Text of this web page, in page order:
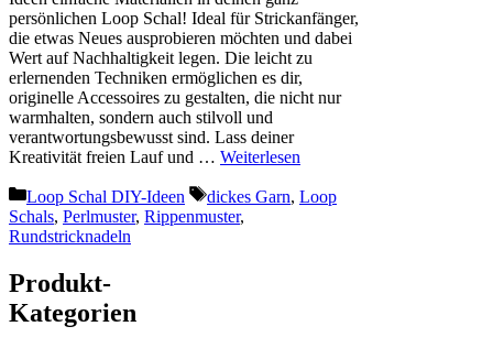
persönlichen Loop Schal! Ideal für Strickanfänger,
die etwas Neues ausprobieren möchten und dabei
Wert auf Nachhaltigkeit legen. Die leicht zu
erlernenden Techniken ermöglichen es dir,
originelle Accessoires zu gestalten, die nicht nur
warmhalten, sondern auch stilvoll und
verantwortungsbewusst sind. Lass deiner
Kreativität freien Lauf und … Weiterlesen
Kategorien
Loop Schal DIY-Ideen Schlagwörter
dickes Garn, Loop
Schals, Perlmuster, Rippenmuster,
Rundstricknadeln
Produkt-
Kategorien